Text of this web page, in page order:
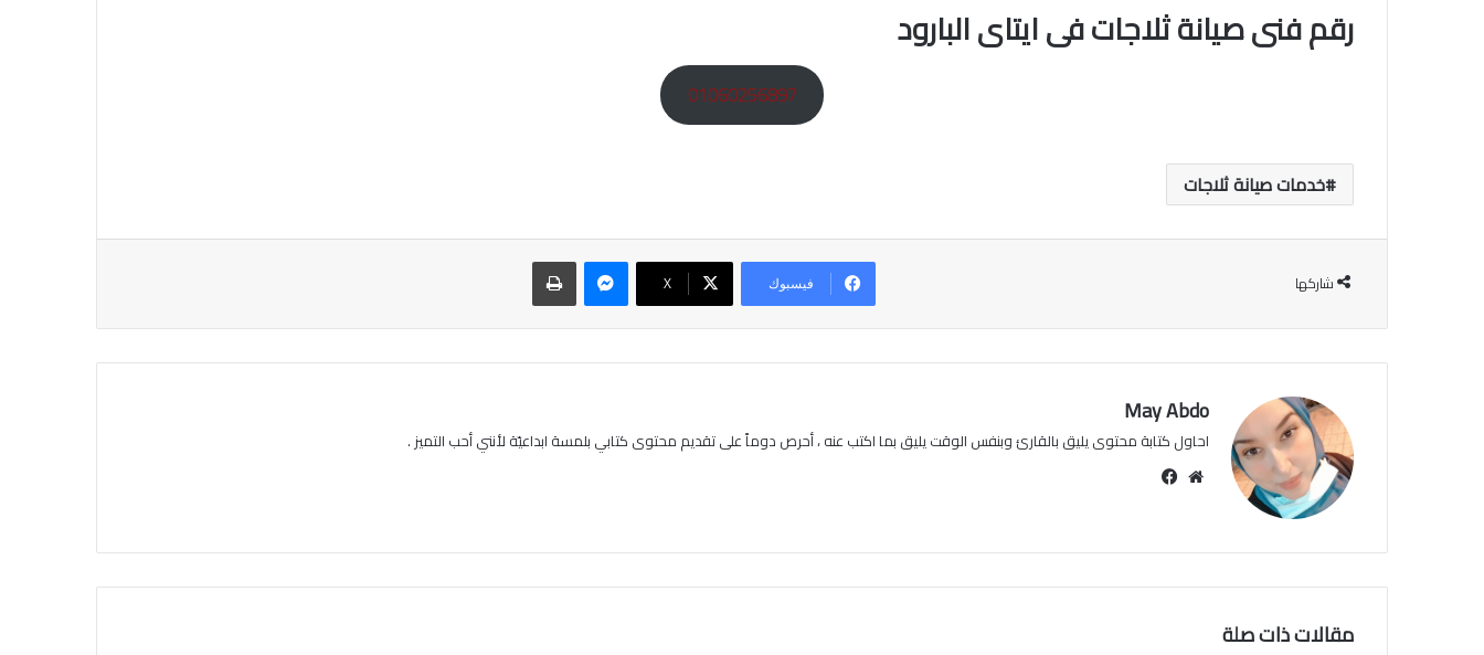
رقم فنى صيانة ثلاجات فى ايتاى البارود
01060256897
خدمات صيانة ثلاجات
شاركها فيسبوك ‫X
ماسنجر طباعة
May Abdo
احاول كتابة محتوى يليق بالقارئ وبنفس الوقت يليق بما اكتب عنه ، أحرص دوماً على تقديم محتوى كتابي بلمسة ابداعيّة لأنني أحب التميز .
موقع
مقالات ذات صلة